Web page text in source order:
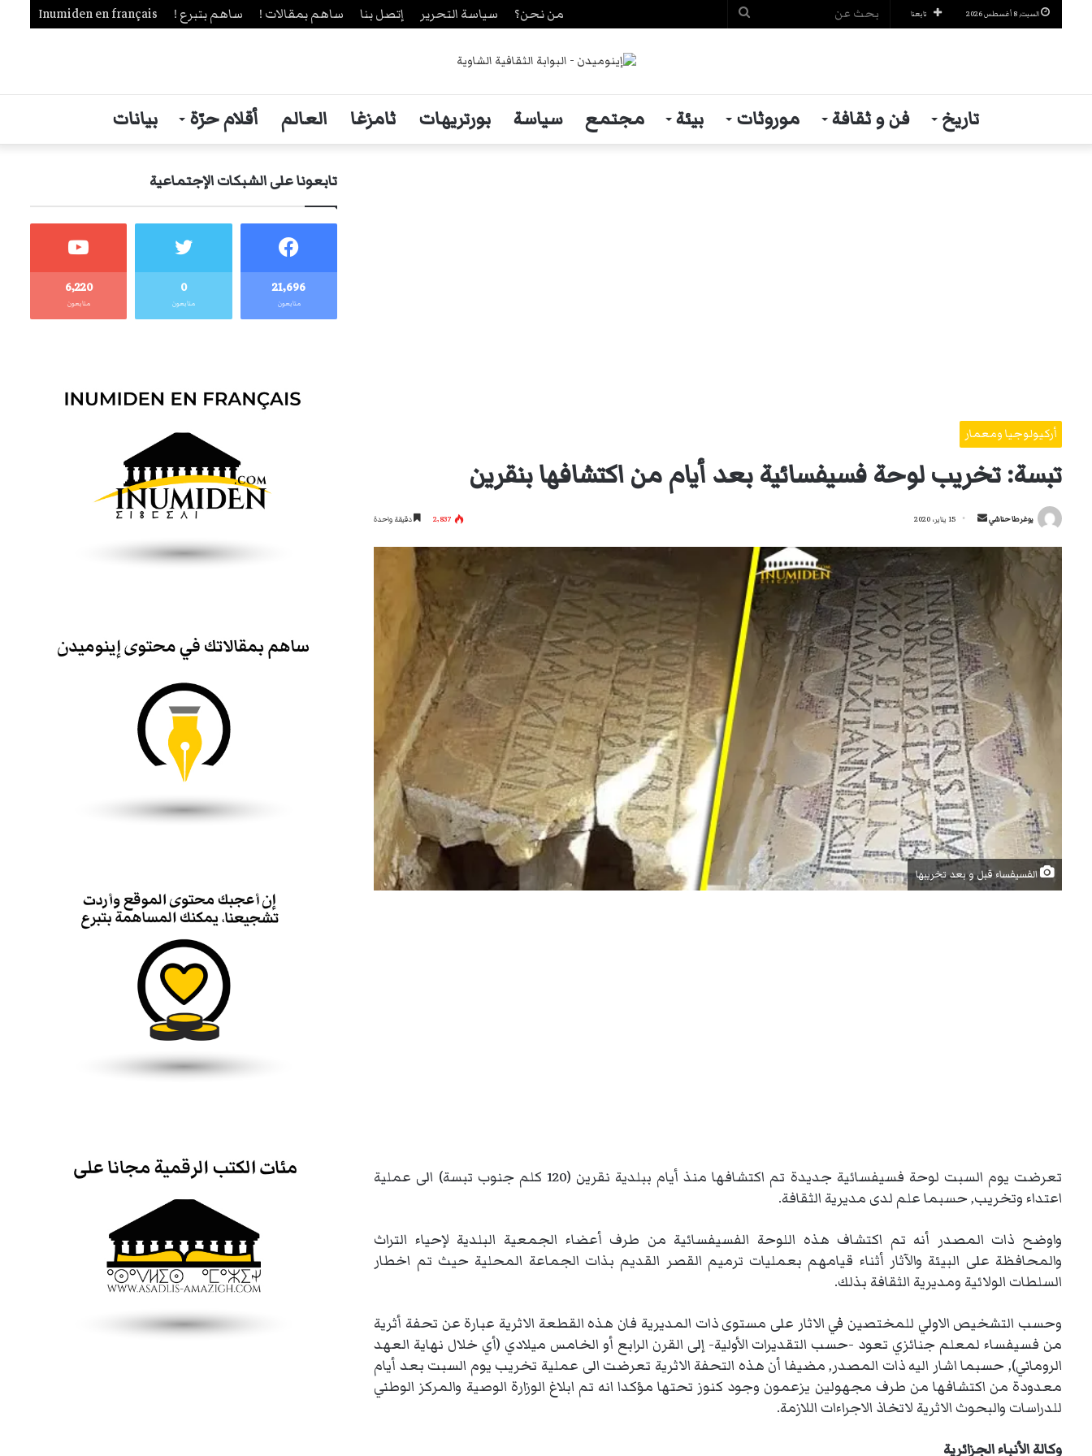
السبت, 8 أغسطس 2026
بحث
تابعنا من نحن؟ سياسة التحرير إتصل بنا ساهم بمقالات ! ساهم بتبرع ! Inumiden en français
تاريخ فن و ثقافة موروثات بيئة مجتمع سياسة بورتريهات ثامزغا العالم أقلام حرّة بيانات
أركيولوجيا ومعمار
تبسة: تخريب لوحة فسيفسائية بعد أيام من اكتشافها بنقرين
يوغرطا حناشي
أرسل
15 يناير، 2020 2٬837 دقيقة واحدة
الفسيفساء قبل و بعد تخريبها
تعرضت يوم السبت لوحة فسيفسائية جديدة تم اكتشافها منذ أيام ببلدية نقرين (120 كلم جنوب تبسة) الى عملية
اعتداء وتخريب, حسبما علم لدى مديرية الثقافة.
واوضح ذات المصدر أنه تم اكتشاف هذه اللوحة الفسيفسائية من طرف أعضاء الجمعية البلدية لإحياء التراث
والمحافظة على البيئة والآثار أثناء قيامهم بعمليات ترميم القصر القديم بذات الجماعة المحلية حيث تم اخطار
السلطات الولائية ومديرية الثقافة بذلك.
وحسب التشخيص الاولي للمختصين في الاثار على مستوى ذات المديرية فان هذه القطعة الاثرية عبارة عن تحفة أثرية
من فسيفساء لمعلم جنائزي تعود -حسب التقديرات الأولية- إلى القرن الرابع أو الخامس ميلادي (أي خلال نهاية العهد
الروماني), حسبما اشار اليه ذات المصدر, مضيفا أن هذه التحفة الاثرية تعرضت الى عملية تخريب يوم السبت بعد أيام
معدودة من اكتشافها من طرف مجهولين يزعمون وجود كنوز تحتها مؤكدا انه تم ابلاغ الوزارة الوصية والمركز الوطني
للدراسات والبحوث الاثرية لاتخاذ الاجراءات اللازمة.
وكالة الأنباء الجزائرية
تابعونا على الشبكات الإجتماعية
21٬696
متابعون
0
متابعون
6٬220
متابعون